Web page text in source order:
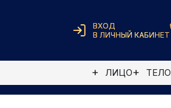
ВХОД
В ЛИЧНЫЙ КАБИНЕТ
ЛИЦО ТЕЛО